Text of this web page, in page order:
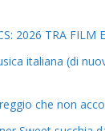
2026 TRA FILM
italiana (di
che non